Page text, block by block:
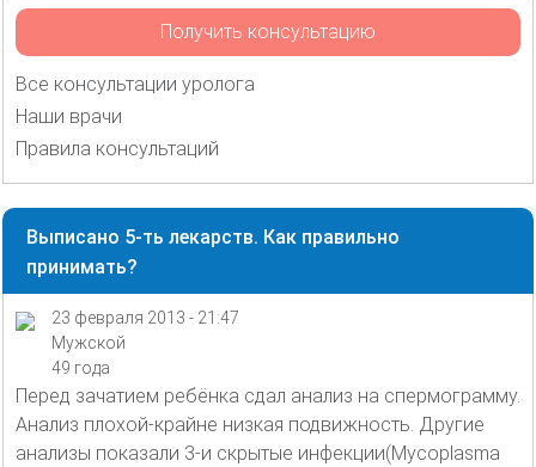
Получить консультацию
Все консультации уролога
Наши врачи
Правила консультаций
Выписано 5-ть лекарств. Как правильно
принимать?
23 февраля 2013 - 21:47
Мужской
49 года
Перед зачатием ребёнка сдал анализ на спермограмму.
Анализ плохой-крайне низкая подвижность. Другие
анализы показали 3-и скрытые инфекции(Mycoplasma